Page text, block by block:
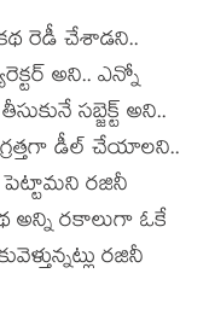
రెడీ చేశాడని..
అని.. ఎన్నో
సబ్జెక్ట్ అని..
డీల్ చేయాలని..
పెట్టామని రజినీ
అన్ని రకాలుగా ఓకే
రజినీ